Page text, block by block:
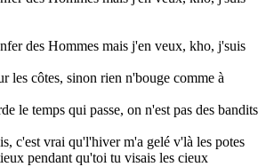
des Hommes mais j'en veux, kho, j'suis
les côtes, sinon rien n'bouge comme à
le temps qui passe, on n'est pas des bandits
c'est vrai qu'l'hiver m'a gelé v'là les potes
pendant qu'toi tu visais les cieux